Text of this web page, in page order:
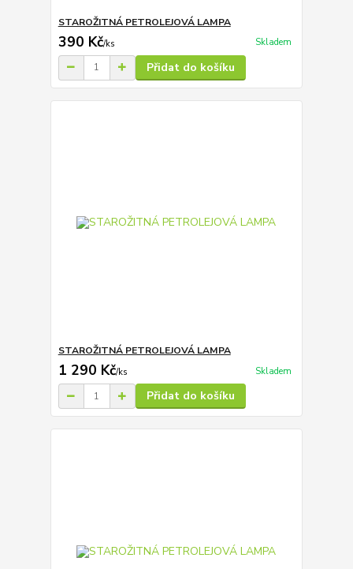
STAROŽITNÁ PETROLEJOVÁ LAMPA
390 Kč/ks Skladem
Přidat do košíku
STAROŽITNÁ PETROLEJOVÁ LAMPA
1 290 Kč/ks Skladem
Přidat do košíku